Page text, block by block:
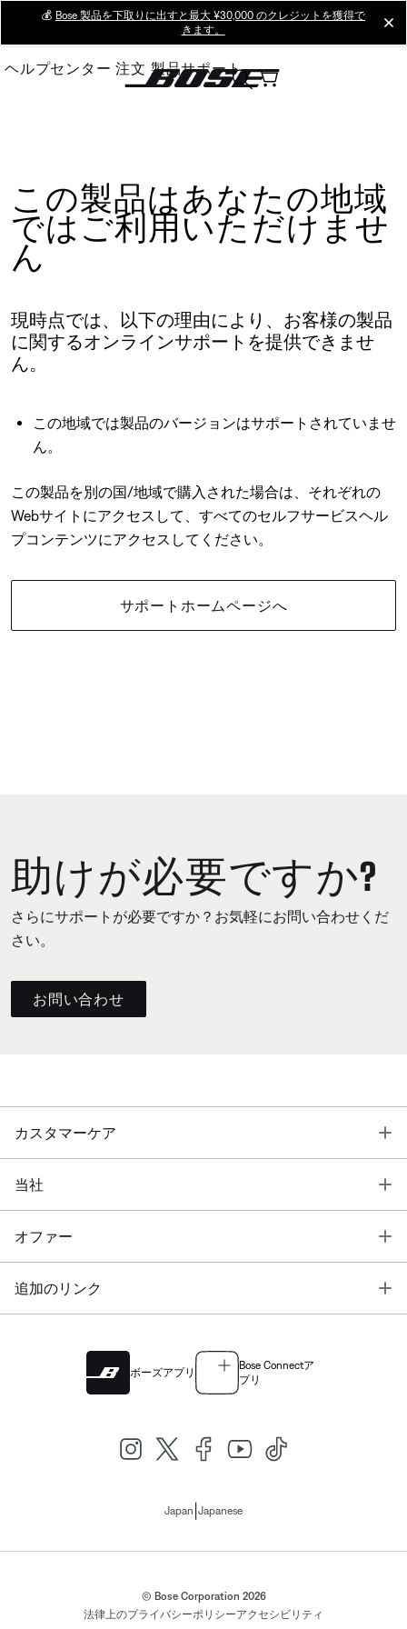
Main
💰 Bose 製品を下取りに出すと最大 ¥30,000 のクレジットを獲得で
きます。
ヘルプセンター 注文 製品サポート
この製品はあなたの地域
ではご利用いただけませ
ん
現時点では、以下の理由により、お客様の製品
に関するオンラインサポートを提供できませ
ん。
この地域では製品のバージョンはサポートされていませ
ん。
この製品を別の国/地域で購入された場合は、それぞれの
Webサイトにアクセスして、すべてのセルフサービスヘル
プコンテンツにアクセスしてください。
サポートホームページへ
助けが必要ですか?
さらにサポートが必要ですか？お気軽にお問い合わせくだ
さい。
お問い合わせ
カスタマーケア
当社
オファー
追加のリンク
ボーズアプリ
Bose Connectア
プリ
Japan Japanese
© Bose Corporation 2026
法律上のプライバシーポリシーアクセシビリティ